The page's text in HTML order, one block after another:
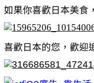
如果你喜歡日本美食
喜歡日本的您，歡迎